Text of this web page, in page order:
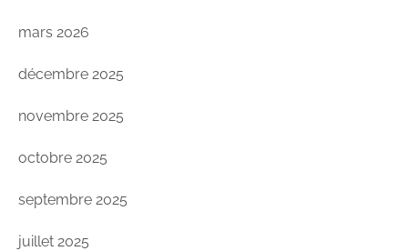
mars 2026
décembre 2025
novembre 2025
octobre 2025
septembre 2025
juillet 2025